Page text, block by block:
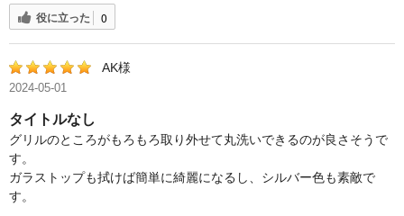
役に立った 0
AK様
2024-05-01
タイトルなし
グリルのところがもろもろ取り外せて丸洗いできるのが良さそうで
す。
ガラストップも拭けば簡単に綺麗になるし、シルバー色も素敵で
す。